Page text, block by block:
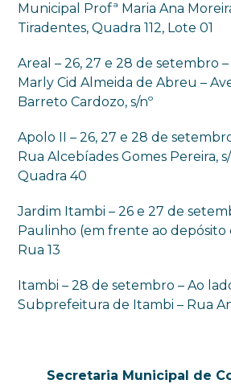
Municipal Profª Maria Ana
Tiradentes, Quadra 112, Lote 01
Areal – 26, 27 e 28 de setembro
Marly Cid Almeida de Abreu –
Barreto Cardozo, s/nº
Apolo II – 26, 27 e 28 de
Rua Alcebíades Gomes Pereira,
Quadra 40
Jardim Itambi – 26 e 27 de
Paulinho (em frente ao depósito
Rua 13
Itambi – 28 de setembro – Ao
Subprefeitura de Itambi – Rua
Secretaria Municipal de